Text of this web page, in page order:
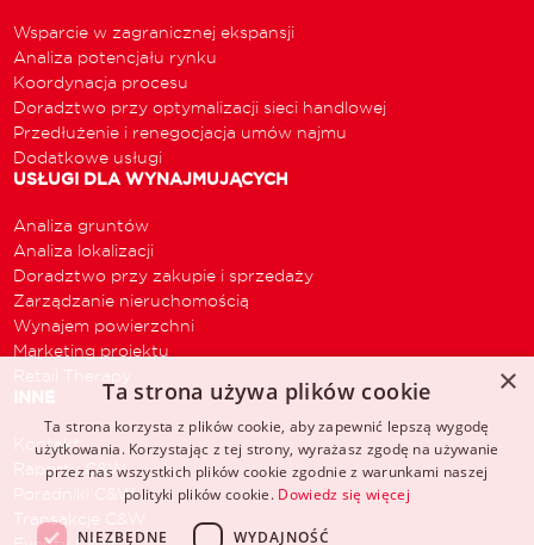
Wsparcie w zagranicznej ekspansji
Analiza potencjału rynku
Koordynacja procesu
Doradztwo przy optymalizacji sieci handlowej
Przedłużenie i renegocjacja umów najmu
Dodatkowe usługi
USŁUGI DLA WYNAJMUJĄCYCH
Analiza gruntów
Analiza lokalizacji
Doradztwo przy zakupie i sprzedaży
Zarządzanie nieruchomością
Wynajem powierzchni
Marketing projektu
Retail Therapy
INNE
Kontakt
Raporty C&W
Poradniki C&W
Transakcje C&W
×
Ta strona używa plików cookie
Ta strona korzysta z plików cookie, aby zapewnić lepszą wygodę
użytkowania. Korzystając z tej strony, wyrażasz zgodę na używanie
przez nas wszystkich plików cookie zgodnie z warunkami naszej
polityki plików cookie. Dowiedz się więcej
NIEZBĘDNE WYDAJNOŚĆ